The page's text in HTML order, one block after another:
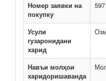
Номер заявки на
покупку
Усули
гузаронидани
харид
Навъи молҳои
харидоришаванда